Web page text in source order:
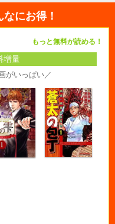
なにお得！
もっと無料が読める！
増量
がいっぱい／